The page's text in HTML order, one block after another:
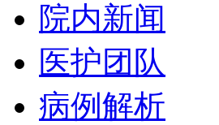
院内新闻
医护团队
病例解析